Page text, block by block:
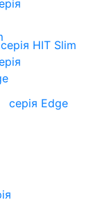
серія HIT Slim
серія Edge